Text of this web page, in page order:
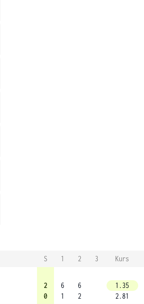
S 1 2 3
Kurs
2
0
6
1
6
2
1.35
2.81